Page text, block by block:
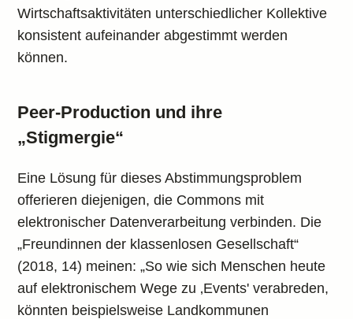
Wirtschaftsaktivitäten unterschiedlicher Kollektive
konsistent aufeinander abgestimmt werden
können.
Peer-Production und ihre
„Stigmergie“
Eine Lösung für dieses Abstimmungsproblem
offerieren diejenigen, die Commons mit
elektronischer Datenverarbeitung verbinden. Die
„Freundinnen der klassenlosen Gesellschaft“
(2018, 14) meinen: „So wie sich Menschen heute
auf elektronischem Wege zu ‚Events' verabreden,
könnten beispielsweise Landkommunen